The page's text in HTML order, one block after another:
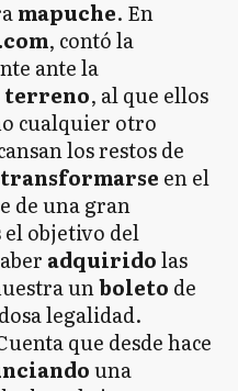
mapuche. En
, contó la
ante la
terreno, al que ellos
cualquier otro
los restos de
transformarse en el
de una gran
el objetivo del
adquiridolas
unboleto de
legalidad.
que desde hace
una